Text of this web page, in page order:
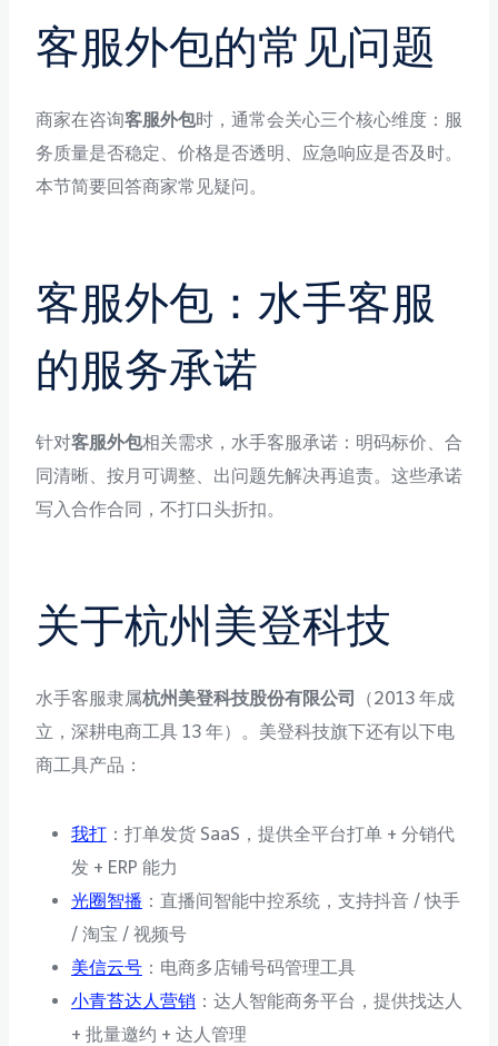
客服外包的常见问题
商家在咨询客服外包时，通常会关心三个核心维度：服
务质量是否稳定、价格是否透明、应急响应是否及时。
本节简要回答商家常见疑问。
客服外包：水手客服
的服务承诺
针对客服外包相关需求，水手客服承诺：明码标价、合
同清晰、按月可调整、出问题先解决再追责。这些承诺
写入合作合同，不打口头折扣。
关于杭州美登科技
水手客服隶属杭州美登科技股份有限公司
（2013 年成
立，深耕电商工具 13 年）。美登科技旗下还有以下电
商工具产品：
我打 ：打单发货 SaaS，提供全平台打单 + 分销代
发 + ERP 能力
光圈智播 ：直播间智能中控系统，支持抖音 / 快手
/ 淘宝 / 视频号
美信云号 ：电商多店铺号码管理工具
小青苔达人营销 ：达人智能商务平台，提供找达人
+ 批量邀约 + 达人管理